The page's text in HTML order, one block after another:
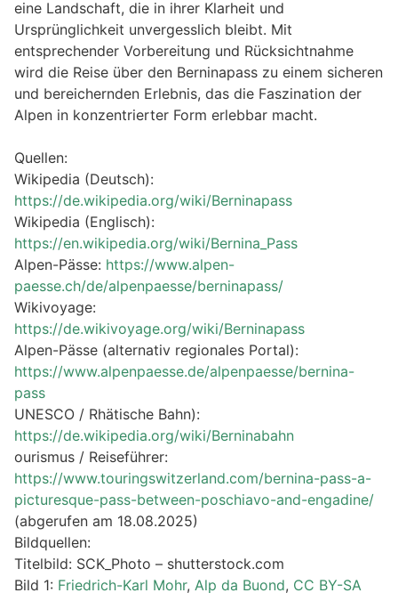
eine Landschaft, die in ihrer Klarheit und
Ursprünglichkeit unvergesslich bleibt. Mit
entsprechender Vorbereitung und Rücksichtnahme
wird die Reise über den Berninapass zu einem sicheren
und bereichernden Erlebnis, das die Faszination der
Alpen in konzentrierter Form erlebbar macht.
Quellen:
Wikipedia (Deutsch):
https://de.wikipedia.org/wiki/Berninapass
Wikipedia (Englisch):
https://en.wikipedia.org/wiki/Bernina_Pass
Alpen-Pässe: https://www.alpen-
paesse.ch/de/alpenpaesse/berninapass/
Wikivoyage:
https://de.wikivoyage.org/wiki/Berninapass
Alpen-Pässe (alternativ regionales Portal):
https://www.alpenpaesse.de/alpenpaesse/bernina-
pass
UNESCO / Rhätische Bahn):
https://de.wikipedia.org/wiki/Berninabahn
ourismus / Reiseführer:
https://www.touringswitzerland.com/bernina-pass-a-
picturesque-pass-between-poschiavo-and-engadine/
(abgerufen am 18.08.2025)
Bildquellen:
Titelbild: SCK_Photo – shutterstock.com
Bild 1: Friedrich-Karl Mohr, Alp da Buond, CC BY-SA